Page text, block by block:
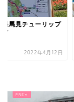
アのエコバック
2022年2月24日